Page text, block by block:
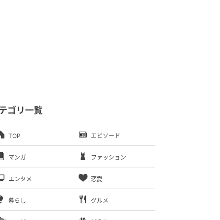
ゴリ一覧
TOP エピソード
マンガ ファッション
エンタメ 恋愛
暮らし グルメ